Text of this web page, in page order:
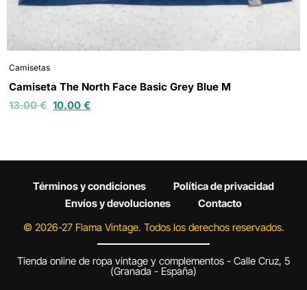
Camisetas
Camiseta The North Face Basic Grey Blue M
13.00€ 10.00€
Términos y condiciones
Política de privacidad
Envíos y devoluciones
Contacto
© 2026-27 Flama Vintage. Todos los derechos reservados.
Tienda online de ropa vintage y complementos - Calle Cruz, 5
(Granada - España)